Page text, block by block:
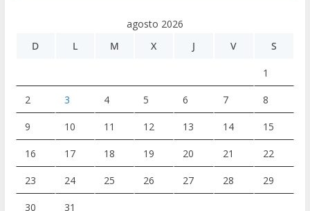
agosto 2026
D
L M X J V S
1
2 3 4 5 6 7 8
9 10 11 12 13 14 15
16 17 18 19 20 21 22
23 24 25 26 27 28 29
30 31